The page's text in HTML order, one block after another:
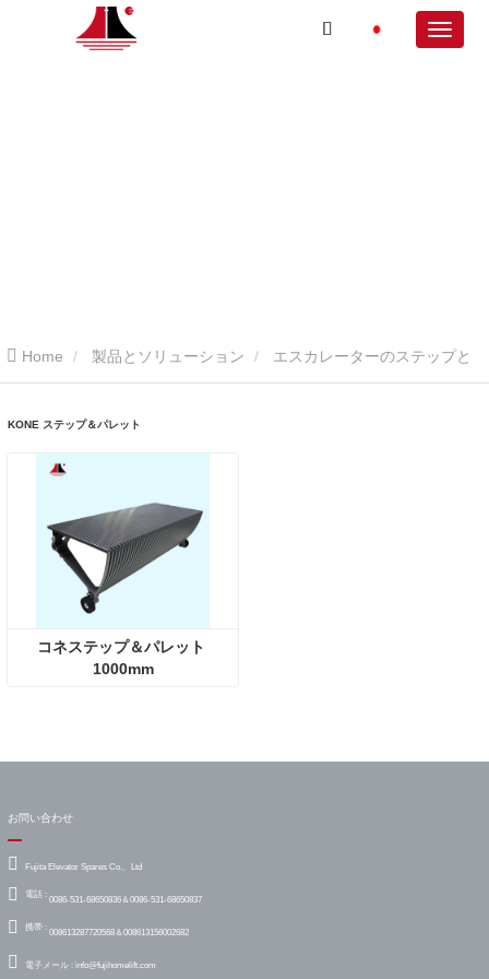
Home 製品とソリューション エスカレーターのステップと
KONE ステップ＆パレット
コネステップ＆パレット
1000mm
お問い合わせ
Fujita Elevator Spares Co.、Ltd
電話 : 0086-531-68650836＆0086-531-68650837
携帯 : 008613287720568＆008613156002682
電子メール : info@fujihomelift.com